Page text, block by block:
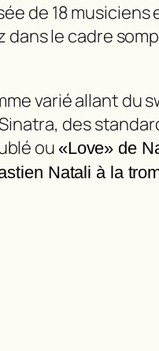
de 18 musiciens
le cadre
varié allant du
des
ou «Love» de
Natali à la